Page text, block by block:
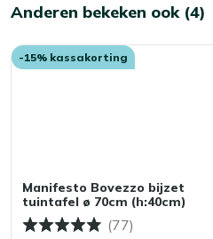
Anderen bekeken ook (4)
-15% kassakorting
Manifesto Bovezzo bijzet
tuintafel ø 70cm (h:40cm)
(77)